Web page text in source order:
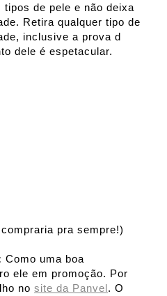
de pele e não deixa
Retira qualquer tipo de
inclusive a prova d
dele é espetacular.
pra sempre!)
Como uma boa
ele em promoção. Por
no site da Panvel. O